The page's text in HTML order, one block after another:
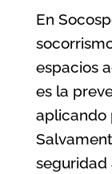
En
espacios
es la
aplicando
seguridad